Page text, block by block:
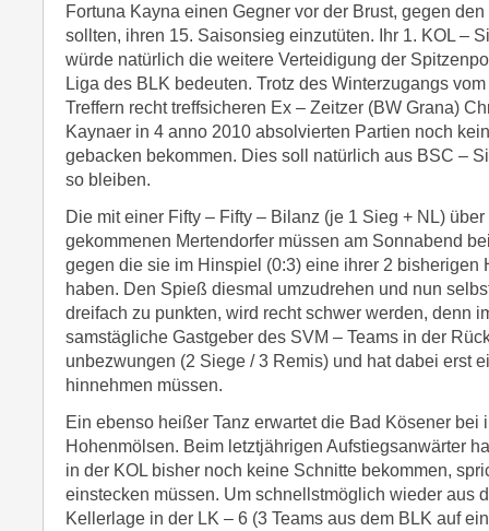
Fortuna Kayna einen Gegner vor der Brust, gegen
sollten, ihren 15. Saisonsieg einzutüten. Ihr 1. KOL –
würde natürlich die weitere Verteidigung der
Liga des BLK bedeuten. Trotz des Winterzugangs
Treffern recht treffsicheren Ex – Zeitzer (BW Grana)
Kaynaer in 4 anno 2010 absolvierten Partien noch
gebacken bekommen. Dies soll natürlich aus BSC –
so bleiben.
Die mit einer Fifty – Fifty – Bilanz (je 1 Sieg + NL)
gekommenen Mertendorfer müssen am Sonnabend
gegen die sie im Hinspiel (0:3) eine ihrer 2 bisherigen
haben. Den Spieß diesmal umzudrehen und nun
dreifach zu punkten, wird recht schwer werden, denn
samstägliche Gastgeber des SVM – Teams in der
unbezwungen (2 Siege / 3 Remis) und hat dabei erst
hinnehmen müssen.
Ein ebenso heißer Tanz erwartet die Bad Kösener bei
Hohenmölsen. Beim letztjährigen Aufstiegsanwärter
in der KOL bisher noch keine Schnitte bekommen,
einstecken müssen. Um schnellstmöglich wieder aus
Kellerlage in der LK – 6 (3 Teams aus dem BLK auf